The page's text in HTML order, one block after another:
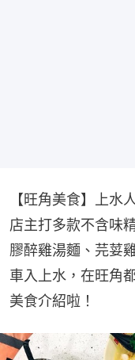
【旺角美食】上水
店主打多款不含味
膠醉雞湯麵、芫荽
車入上水，在旺角
美食介紹啦！